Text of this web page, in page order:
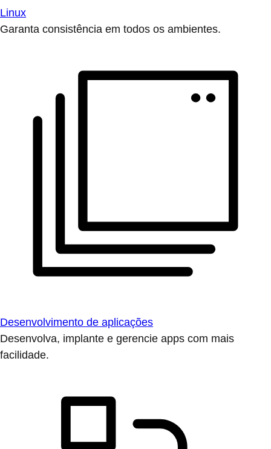
Linux
Garanta consistência em todos os ambientes.
Desenvolvimento de aplicações
Desenvolva, implante e gerencie apps com mais
facilidade.